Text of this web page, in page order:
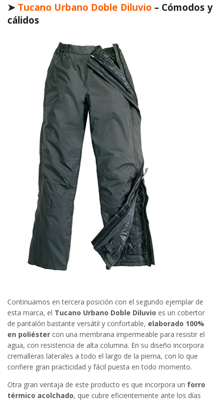
➤ Tucano Urbano Doble Diluvio – Cómodos y
cálidos
Continuamos en tercera posición con el segundo ejemplar de
esta marca, el Tucano Urbano Doble Diluvio es un cobertor
de pantalón bastante versátil y confortable, elaborado 100%
en poliéster con una membrana impermeable para resistir el
agua, con resistencia de alta columna. En su diseño incorpora
cremalleras laterales a todo el largo de la pierna, con lo que
confiere gran practicidad y fácil puesta en todo momento.
Otra gran ventaja de este producto es que incorpora un forro
térmico acolchado, que cubre eficientemente ante los días